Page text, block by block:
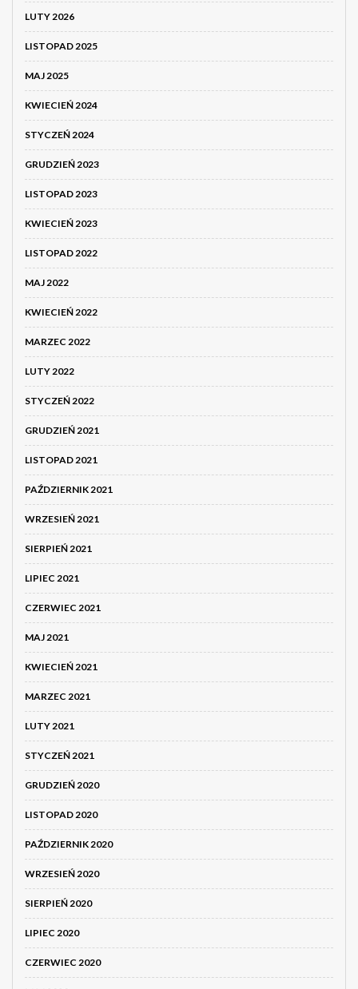
LUTY 2026
LISTOPAD 2025
MAJ 2025
KWIECIEŃ 2024
STYCZEŃ 2024
GRUDZIEŃ 2023
LISTOPAD 2023
KWIECIEŃ 2023
LISTOPAD 2022
MAJ 2022
KWIECIEŃ 2022
MARZEC 2022
LUTY 2022
STYCZEŃ 2022
GRUDZIEŃ 2021
LISTOPAD 2021
PAŹDZIERNIK 2021
WRZESIEŃ 2021
SIERPIEŃ 2021
LIPIEC 2021
CZERWIEC 2021
MAJ 2021
KWIECIEŃ 2021
MARZEC 2021
LUTY 2021
STYCZEŃ 2021
GRUDZIEŃ 2020
LISTOPAD 2020
PAŹDZIERNIK 2020
WRZESIEŃ 2020
SIERPIEŃ 2020
LIPIEC 2020
CZERWIEC 2020